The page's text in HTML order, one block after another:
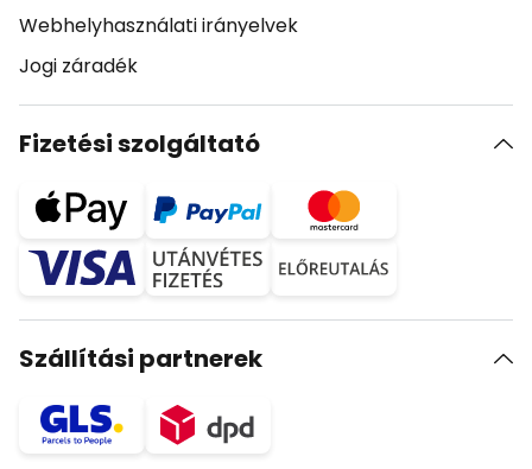
Webhelyhasználati irányelvek
Jogi záradék
Fizetési szolgáltató
Szállítási partnerek